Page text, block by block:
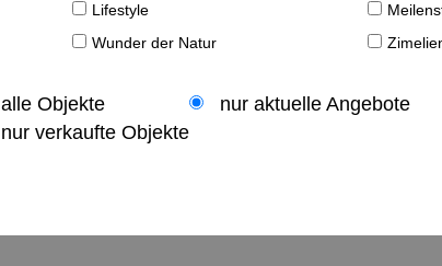
Lifestyle
Wunder der Natur
alle Objekte
nur aktuelle Angebote
nur verkaufte Objekte